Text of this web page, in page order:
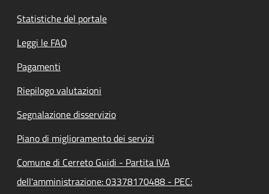
Statistiche del portale
Leggi le FAQ
Pagamenti
Riepilogo valutazioni
Segnalazione disservizio
Piano di miglioramento dei servizi
Comune di Cerreto Guidi - Partita IVA
dell'amministrazione: 03378170488 - PEC: